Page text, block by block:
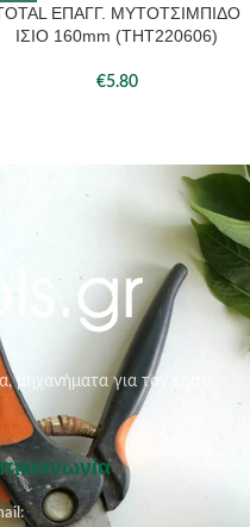
ΕΠΑΓΓ. ΜΥΤΟΤΣΙΜΠΙΔΟ
ΙΣΙΟ 160mm (THT220606)
€5.80
μηχανήματα για τον κήπο